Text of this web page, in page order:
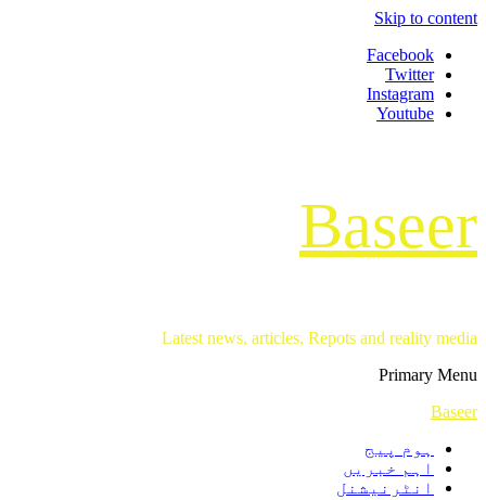
Skip to content
Facebook
Twitter
Instagram
Youtube
Baseer
Latest news, articles, Repots and reality media
Primary Menu
Baseer
ہوم پیج
اہم خبریں
انٹرنیشنل